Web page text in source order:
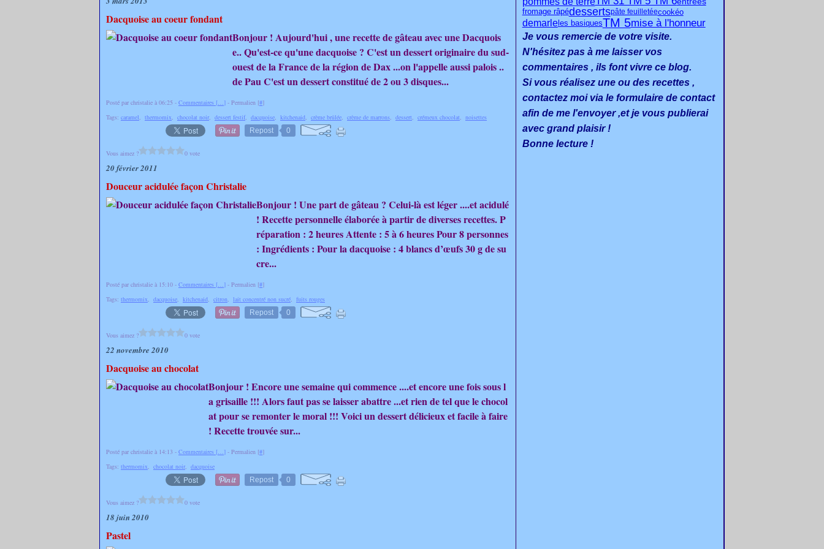
Dacquoise au coeur fondant
Bonjour ! Aujourd'hui , une recette de gâteau avec une Dacquois
e.. Qu'est-ce qu'une dacquoise ? C'est un dessert originaire du sud-
ouest de la France de la région de Dax ...on l'appelle aussi palois ..
de Pau C'est un dessert constitué de 2 ou 3 disques...
Posté par christalie à 06:25 - Commentaires […] - Permalien [#]
Tags: caramel, thermomix, chocolat noir, dessert festif, dacquoise, kitchenaid, crème brûlée, crème de marrons, dessert, crémeux chocolat, noisettes
Repost
0
Vous aimez ? 0 vote
20 février 2011
Douceur acidulée façon Christalie
Bonjour ! Une part de gâteau ? Celui-là est léger ....et acidulé
! Recette personnelle élaborée à partir de diverses recettes. P
réparation : 2 heures Attente : 5 à 6 heures Pour 8 personnes
: Ingrédients : Pour la dacquoise : 4 blancs d’œufs 30 g de su
cre...
Posté par christalie à 15:10 - Commentaires […] - Permalien [#]
Tags: thermomix, dacquoise, kitchenaid, citron, lait concentré non sucré, fuits rouges
Repost
0
Vous aimez ? 0 vote
22 novembre 2010
Dacquoise au chocolat
Bonjour ! Encore une semaine qui commence ....et encore une fois sous l
a grisaille !!! Alors faut pas se laisser abattre ...et rien de tel que le chocol
at pour se remonter le moral !!! Voici un dessert délicieux et facile à faire
! Recette trouvée sur...
Posté par christalie à 14:13 - Commentaires […] - Permalien [#]
Tags: thermomix, chocolat noir, dacquoise
Repost
0
Vous aimez ? 0 vote
18 juin 2010
Pastel
fromage râpédessertspâte feuilletéecookéo
demarleles basiquesTM 5mise à l'honneur
Je vous remercie de votre visite.
N'hésitez pas à me laisser vos
commentaires , ils font vivre ce blog.
Si vous réalisez une ou des recettes ,
contactez moi via le formulaire de contact
afin de me l'envoyer ,et je vous publierai
avec grand plaisir !
Bonne lecture !